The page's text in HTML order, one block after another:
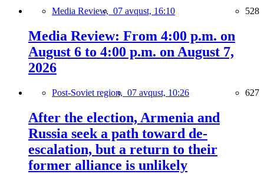
Media Review, 07 avqust, 16:10 528
Media Review: From 4:00 p.m. on
August 6 to 4:00 p.m. on August 7,
2026
Post-Soviet region, 07 avqust, 10:26 627
After the election, Armenia and
Russia seek a path toward de-
escalation, but a return to their
former alliance is unlikely